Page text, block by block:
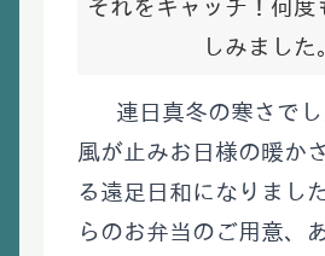
それをキャッチ！何度
しみました
連日真冬の寒さで
風が止みお日様の暖か
る遠足日和になりまし
らのお弁当のご用意、